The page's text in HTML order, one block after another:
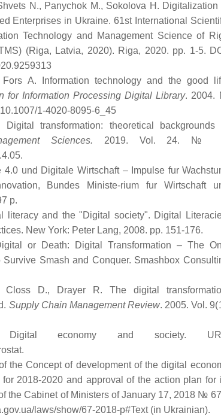
N., Panychok M., Sokolova H. Digitalization
Enterprises in Ukraine. 61st International
Technology and Management Science of
(Riga, Latvia, 2020). Riga, 2020. pp. 1-5.
Fors A. Information technology and the good
for Information Processing Digital Library.
1-4020-8095-6_45
transformation: theoretical backgrounds
Sciences. 2019. Vol. 24. №
4.0 und Digitale Wirtschaft – Impulse fur
Bundes Ministe-rium fur Wirtschaft
р.
literacy and the "Digital society". Digital
New York: Peter Lang, 2008. pp. 151-176.
or Death: Digital Transformation – The
Smash and Conquer. Smashbox
Closs D., Drayer R. The digital
Supply Chain Management Review. 2005. Vol.
Digital economy and society.
Concept of development of the digital
2018-2020 and approval of the action plan for
the Cabinet of Ministers of January 17, 2018 №
laws/show/67-2018-р#Text (in Ukrainian).